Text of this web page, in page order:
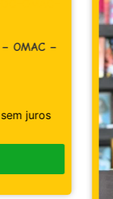
– OMAC –
sem juros